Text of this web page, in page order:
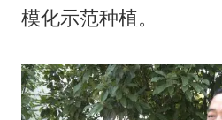
模化示范种植。